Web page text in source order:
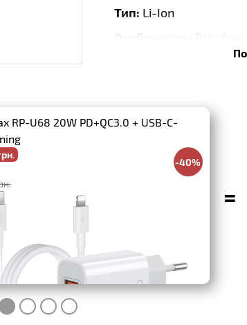
Тип: Li-Ion
04.2026
RP-U68 20W PD+QC3.0 + USB-C-
-40%
=